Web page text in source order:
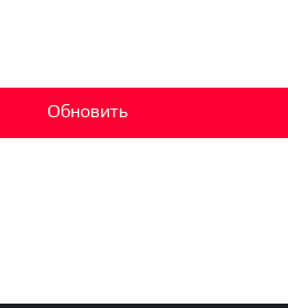
Обновить